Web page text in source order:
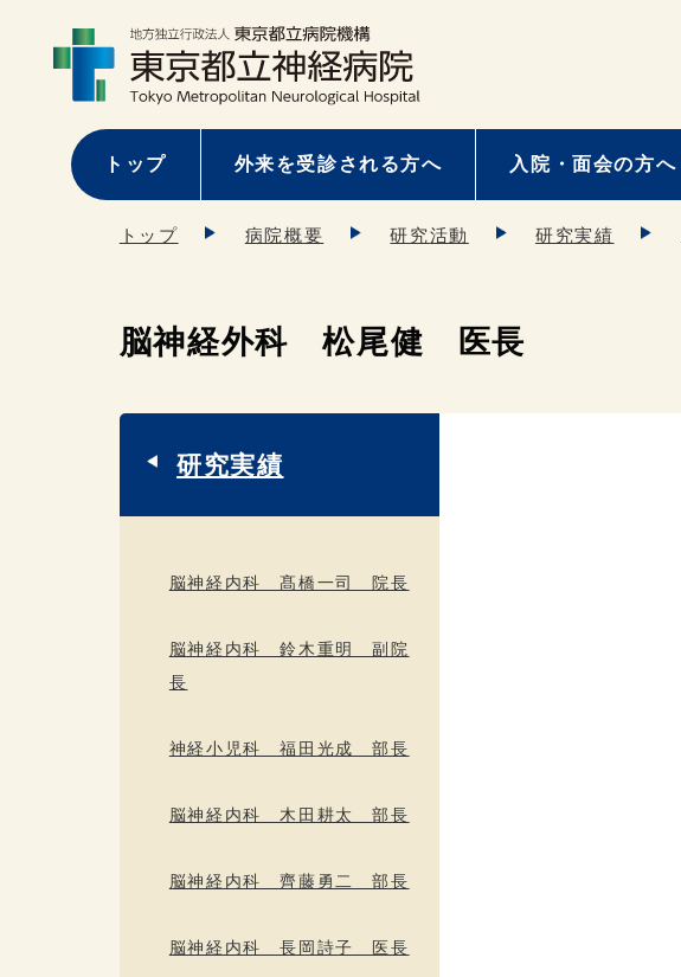
トップ 外来を受診される方へ 入院・面会の方へ
トップ 病院概要 研究活動 研究実績
脳神経外科 松尾健 医長
研究実績
脳神経内科 髙橋一司 院長
脳神経内科 鈴木重明 副院
長
神経小児科 福田光成 部長
脳神経内科 木田耕太 部長
脳神経内科 齊藤勇二 部長
脳神経内科 長岡詩子 医長